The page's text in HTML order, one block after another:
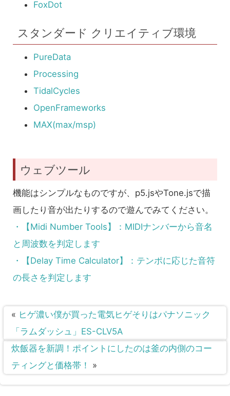
FoxDot
スタンダード クリエイティブ環境
PureData
Processing
TidalCycles
OpenFrameworks
MAX(max/msp)
ウェブツール
機能はシンプルなものですが、p5.jsやTone.jsで描
画したり音が出たりするので遊んでみてください。
・【Midi Number Tools】：MIDIナンバーから音名
と周波数を判定します
・【Delay Time Calculator】：テンポに応じた音符
の長さを判定します
« ヒゲ濃い僕が買った電気ヒゲそりはパナソニック
「ラムダッシュ」ES-CLV5A
炊飯器を新調！ポイントにしたのは釜の内側のコー
ティングと価格帯！
»